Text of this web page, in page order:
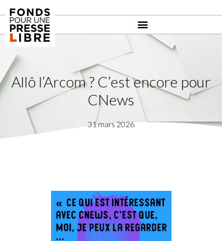
Allô l’Arcom ? C’est encore pour
CNews
31 mars 2026